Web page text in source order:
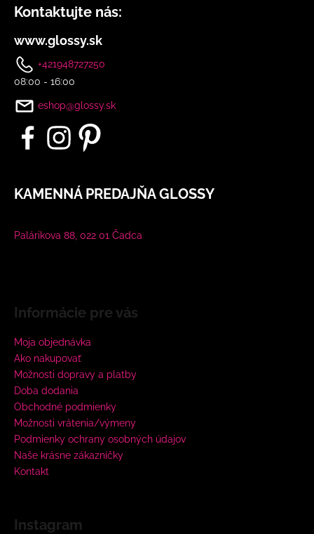
Kontaktujte nás:
www.glossy.sk
+421948727250
08:00 - 16:00
eshop@glossy.sk
KAMENNÁ PREDAJŇA GLOSSY
Palárikova 88, 022 01 Čadca
Informácie pre vás
Moja objednávka
Ako nakupovať
Možnosti dopravy a platby
Doba dodania
Obchodné podmienky
Možnosti vrátenia/výmeny
Podmienky ochrany osobných údajov
Naše krásne zákazníčky
Kontakt
Instagram